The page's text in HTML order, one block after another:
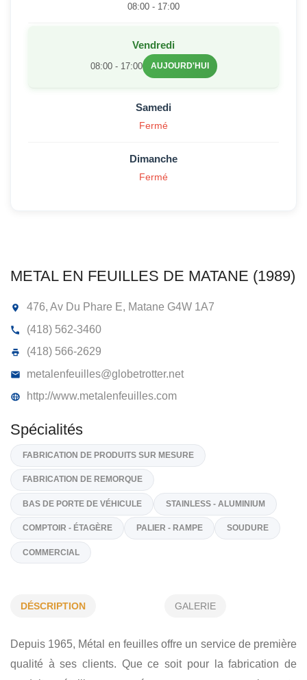
METAL EN FEUILLES DE MATANE
(418) 562-3460
(418) 566-2629
metalenfeuilles@globetrotter.net
http://www.metalenfeuilles.com
Spécialités
FABRICATION DE REMORQUE
COMPTOIR - ÉTAGÈRE SOUDURE
DÉSCRIPTION GALERIE
Depuis 1965, Métal en feuilles offre un service de première
qualité à ses clients. Que ce soit pour la fabrication de
08:00 - 17:00
Vendredi
08:00 - 17:00 AUJOURD'HUI
Samedi
Fermé
Dimanche
Fermé